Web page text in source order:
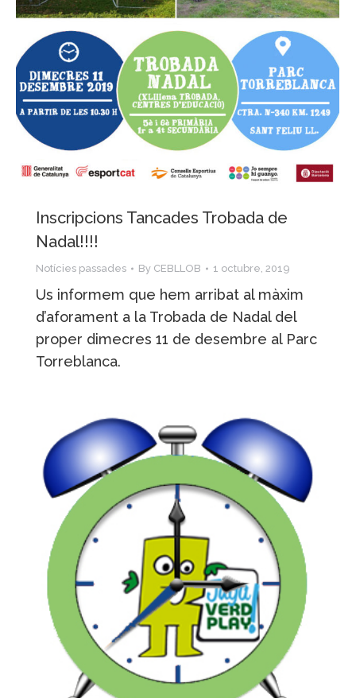
Inscripcions Tancades Trobada de
Nadal!!!!
Notícies passades By CEBLLOB 1 octubre, 2019
Us informem que hem arribat al màxim
d’aforament a la Trobada de Nadal del
proper dimecres 11 de desembre al Parc
Torreblanca.